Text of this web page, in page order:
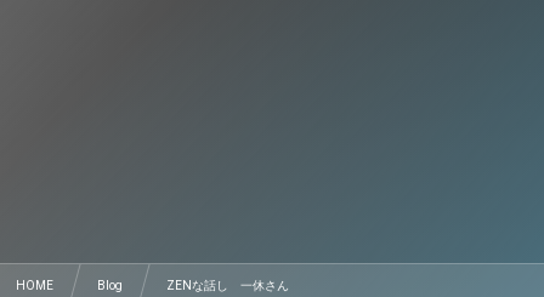
HOME Blog ZENな話し 一休さん